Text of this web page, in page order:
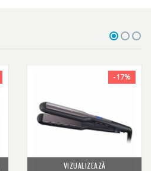
VIZUALIZEAZĂ
-17%